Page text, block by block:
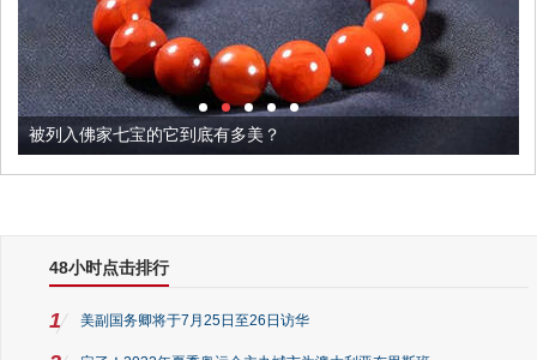
被列入佛家七宝的它到底有多美？
48小时点击排行
1 美副国务卿将于7月25日至26日访华